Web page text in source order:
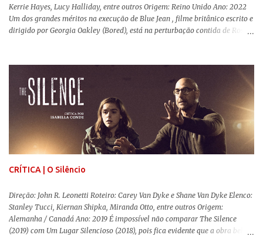
Kerrie Hayes, Lucy Halliday, entre outros Origem: Reino Unido Ano: 2022
Um dos grandes méritos na execução de Blue Jean , filme britânico escrito e
dirigido por Georgia Oakley (Bored), está na perturbação contida de Rosy
movimentos e falas, equilibrada numa frágil neutralidade entre seu
trabalho e seus afetos, passando noites bebendo e jogando sinuca com seu
grupo de amigas lésbicas e sua amante. É imperativo para ela que ambos
os mundos não se cruzem de modo algum, pois o período histórico no qual
a história se passa - 1988 na Inglaterra - é de um contexto profundamente
conservador e hostil a pessoas queer. Com o governo liderado pela então
primeira-ministra Margaret Tatcher usando recursos supostamente
constitucionais para mobilizar campanhas agressivas ao modo de vida
CRÍTICA | O Silêncio
Direção: John R. Leonetti Roteiro: Carey Van Dyke e Shane Van Dyke Elenco:
Stanley Tucci, Kiernan Shipka, Miranda Otto, entre outros Origem:
Alemanha / Canadá Ano: 2019 É impossível não comparar The Silence
(2019) com Um Lugar Silencioso (2018), pois fica evidente que a obra bebe